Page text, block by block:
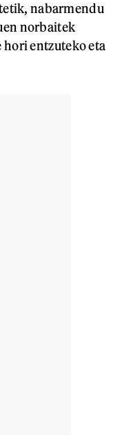
nabarmendu
norbaitek
hori entzuteko eta